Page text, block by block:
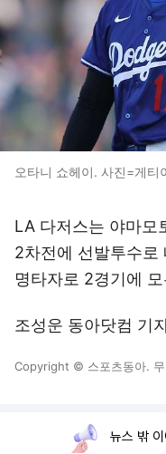
오타니 쇼헤이. 사진=게티
LA 다저스는 야마모
2차전에 선발투수로
명타자로 2경기에
조성운 동아닷컴 기
Copyright © 스포츠동아. 무
뉴스 밖